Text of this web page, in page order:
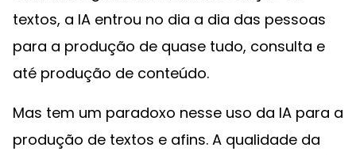
textos, a IA entrou no dia a dia das pessoas
para a produção de quase tudo, consulta e
até produção de conteúdo.
Mas tem um paradoxo nesse uso da IA para a
produção de textos e afins. A qualidade da